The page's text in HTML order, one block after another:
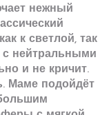
нежный
к светлой, так
с нейтральными
и не кричит.
Маме подойдёт